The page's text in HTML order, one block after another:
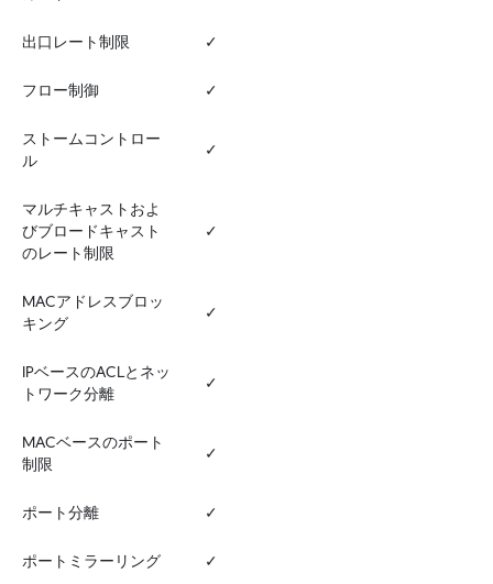
出口レート制限 ✓
フロー制御 ✓
ストームコントロー
ル
✓
マルチキャストおよ
びブロードキャスト
のレート制限
✓
MACアドレスブロッ
キング
✓
IPベースのACLとネッ
トワーク分離
✓
MACベースのポート
制限
✓
ポート分離 ✓
ポートミラーリング ✓